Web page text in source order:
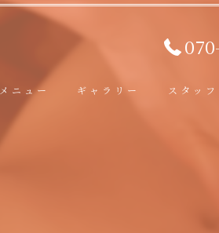
メニュー ギャラリー スタッフ